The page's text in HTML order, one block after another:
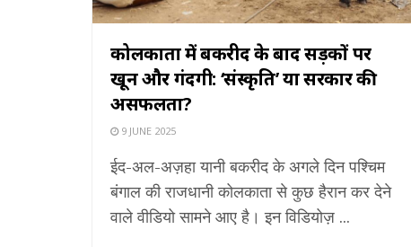
कोलकाता में बकरीद के बाद सड़कों पर
खून और गंदगी: ‘संस्कृति’ या सरकार की
असफलता?
9 JUNE 2025
ईद-अल-अज़हा यानी बकरीद के अगले दिन पश्चिम
बंगाल की राजधानी कोलकाता से कुछ हैरान कर देने
वाले वीडियो सामने आए है। इन विडियोज़ ...